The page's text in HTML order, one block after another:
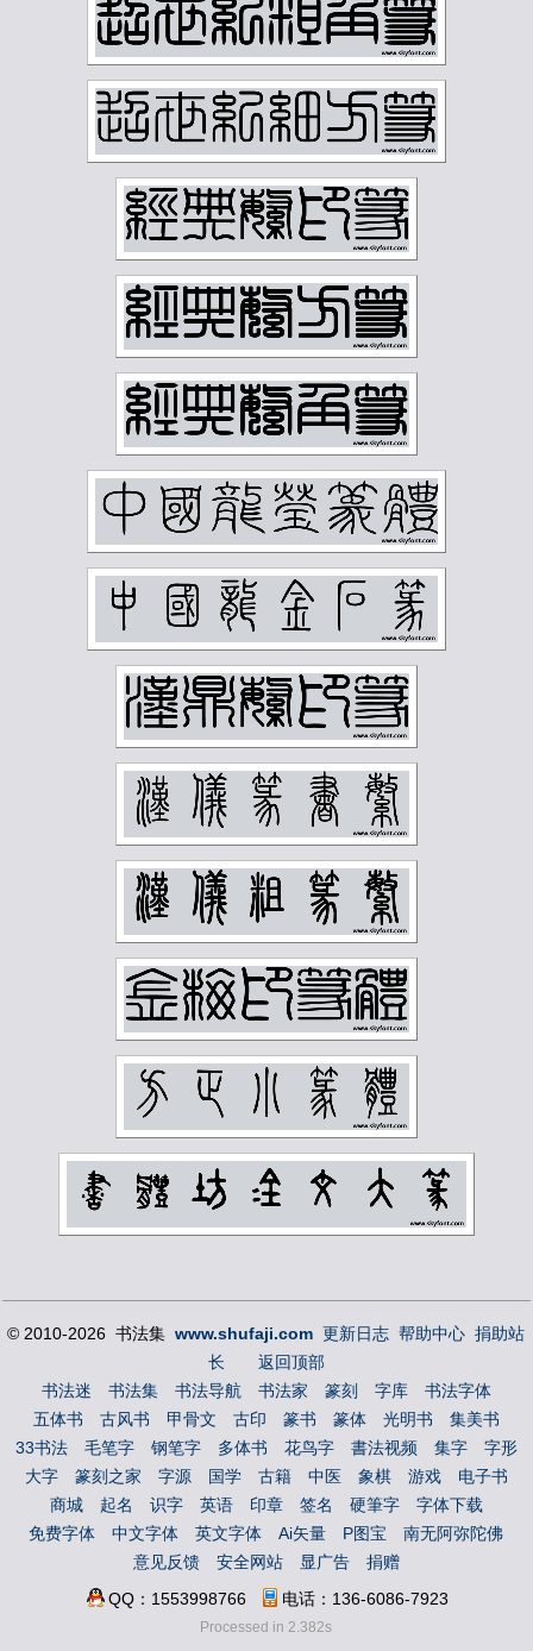
李苦禅 李葆恂
来楚生
林散之 林纾
林风眠
汪鸣銮 沈尹默
沈曾植
沙孟海 河海霞
溥儒
潘天寿 王世镗
王个簃
王懿荣 王梦白
王森然
王蘧常 王遐举
王震
石鲁 祁崑
祝嘉
秦咢生 程璋
章士钊
童雪鸿 端方
反字字典
简经纶 篆刻字典
经亨颐
罗振玉 罗福颐
翁同龢
胡佩衡 胡光炜
胡钁
萧劳 萧娴
萧蜕庵
萧龙士 董寿平
蒋汝藻
蔡鹤汀 蔡鹤洲
虚谷
裴景福 诸乐三
谢国桢
谢稚柳 谭延闿
费念慈
赵石 赵铁山
邓尔雅
邵宇
郑孝胥 郑文焯
郑昶
郭味蕖 郭沫若
郭风惠
金石大字典 钟刚中
钱君匋
钱松岩 钱瘦铁
陆俨少
陆抑非 陆维钊
陈之佛
陈叔亮 陈叔通
陈君藻
陈子庄 陈少梅
陈巨来
陈缘督 陈衡恪
陶博吾
顾廷龙 顾麟士
马一浮
马公愚 马叙伦
马晋
高二适 高剑父
高奇峰
鲁迅 麦华三
黄士陵
黄山寿 黄节
黄葆戊
齐燕铭 齐璜
© 2010-2026 书法集www.shufaji.com 更新日志 帮助中心 捐助站
长
返回顶部
书法迷
书法集 书法导航 书法家 篆刻 字库
书法字体
五体书
古风书 甲骨文 古印 篆书 篆体 光明书
集美书
33书法
毛笔字 钢笔字 多体书 花鸟字 書法视频 集字
字形
大字
篆刻之家 字源 国学 古籍 中医 象棋 游戏
电子书
商城
起名 识字 英语 印章 签名 硬筆字
字体下载
免费字体
中文字体 英文字体 Ai矢量 P图宝
南无阿弥陀佛
意见反馈
安全网站 显广告
捐赠
QQ：1553998766
电话：136-6086-7923
Processed in 2.382s